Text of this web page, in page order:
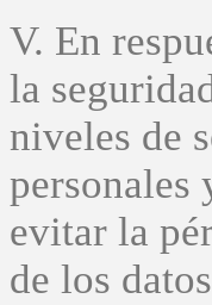
V. En
la
niveles de
personales
evitar la
de los